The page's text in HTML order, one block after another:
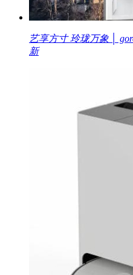
艺享方寸 玲珑万象 │
新